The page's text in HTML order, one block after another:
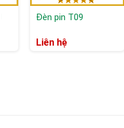
Đèn pin T09
Liên hệ